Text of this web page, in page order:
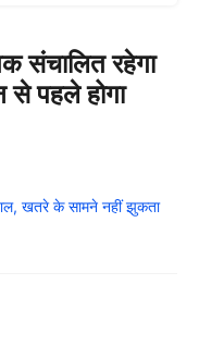
रहेगा
पहले होगा
ढाल, खतरे के सामने नहीं झुकता